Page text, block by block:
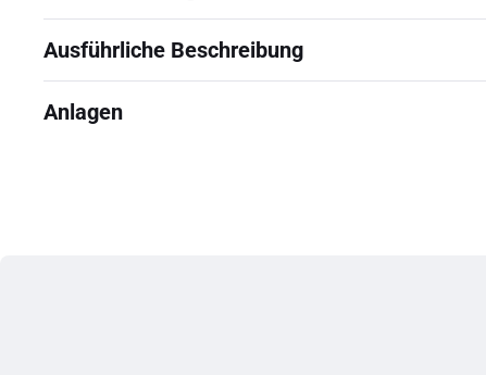
Ausführliche Beschreibung
Anlagen